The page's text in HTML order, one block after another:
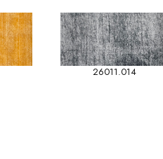
26011.014